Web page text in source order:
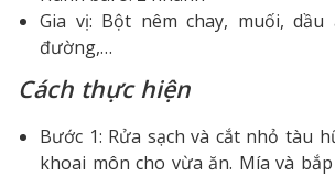
Gia vị: Bột nêm chay, muối,
đường,…
Cách thực hiện
Bước 1: Rửa sạch và cắt nhỏ tàu
khoai môn cho vừa ăn. Mía và